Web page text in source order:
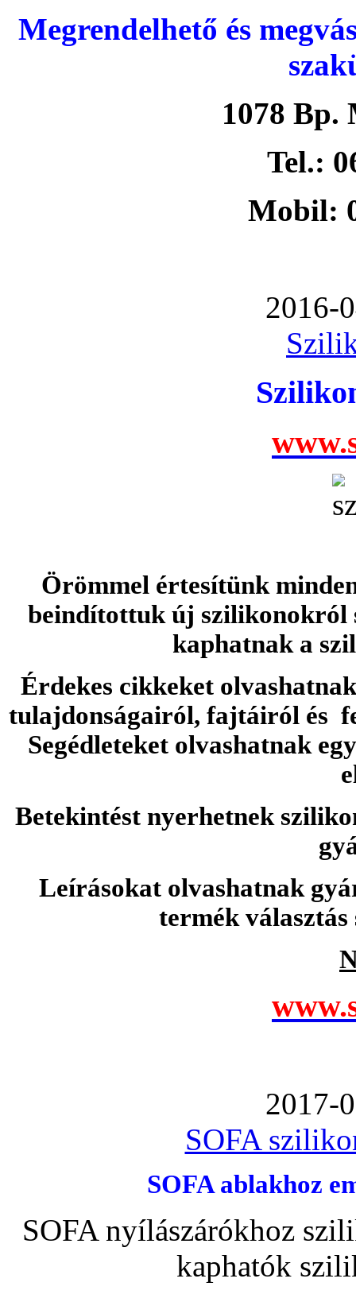
Megrendelhető és
1078 Bp.
Tel.:
Mobil:
2016-
Örömmel értesítünk
beindítottuk új szilikonokról
kaphatnak a
Érdekes cikkeket
tulajdonságairól, fajtáiról és
Segédleteket olvashatnak
Betekintést nyerhetnek
Leírásokat olvashatnak
termék
2017-
SOFA
SOFA ablakhoz
SOFA nyílászárókhoz
kaphatók